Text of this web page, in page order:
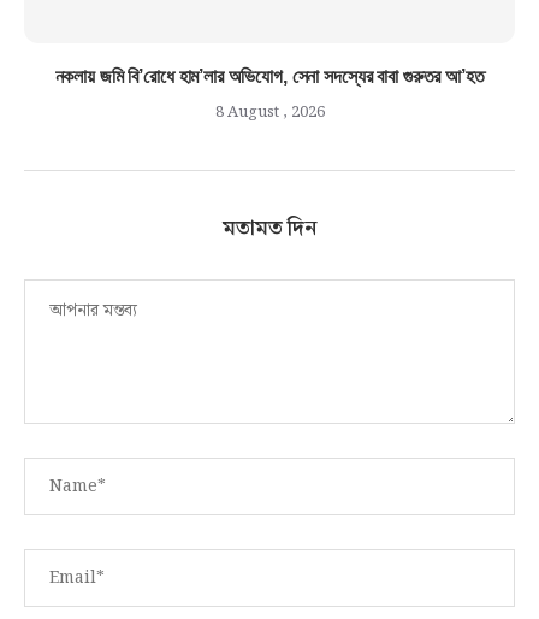
নকলায় জমি বি’রোধে হাম’লার অভিযোগ, সেনা সদস্যের বাবা গুরুতর আ’হত
8 August , 2026
মতামত দিন